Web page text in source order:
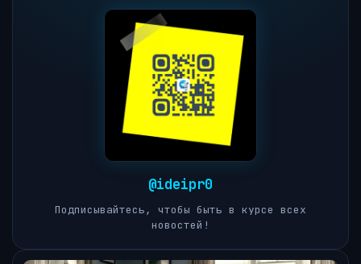
@ideipr0
Подписывайтесь, чтобы быть в курсе всех
новостей!